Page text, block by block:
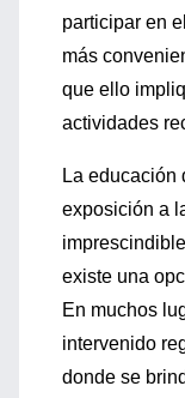
participar en
más
que ello
actividades
La educación
exposición a
existe una
En muchos
intervenido
donde se